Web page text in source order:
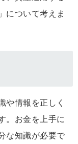
について考えま
や情報を正しく
。お金を上手に
な知識が必要で